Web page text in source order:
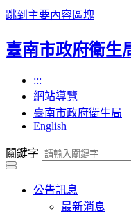
跳到主要內容區塊
臺南市政府衛生
:::
網站導覽
臺南市政府衛生局
English
關鍵字
公告訊息
最新消息